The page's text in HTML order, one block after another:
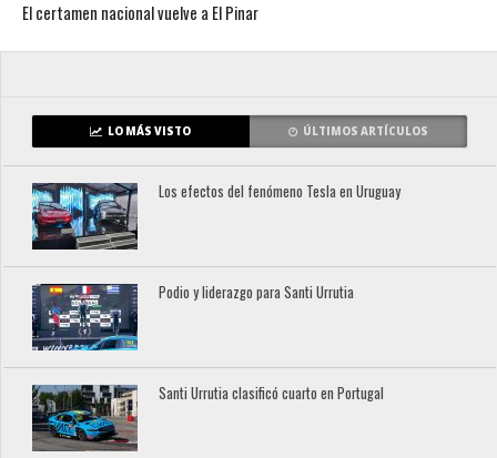
El certamen nacional vuelve a El Pinar
LO MÁS VISTO ÚLTIMOS ARTÍCULOS
Los efectos del fenómeno Tesla en Uruguay
Podio y liderazgo para Santi Urrutia
Santi Urrutia clasificó cuarto en Portugal